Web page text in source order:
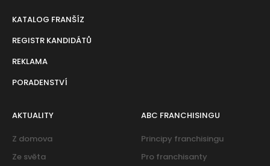
KATALOG FRANŠÍZ
REGISTR KANDIDÁTŮ
REKLAMA
PORADENSTVÍ
AKTUALITY
Z domova
Ze světa
ABC FRANCHISINGU
Principy franchisingu
Pro franchisanty